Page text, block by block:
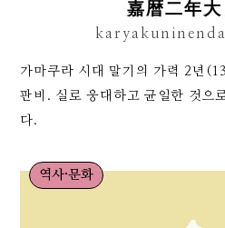
嘉暦二年
가마쿠라 시대 말기의 가력 2년
판비. 실로 웅대하고 균일한 것으
다.
역사·문화